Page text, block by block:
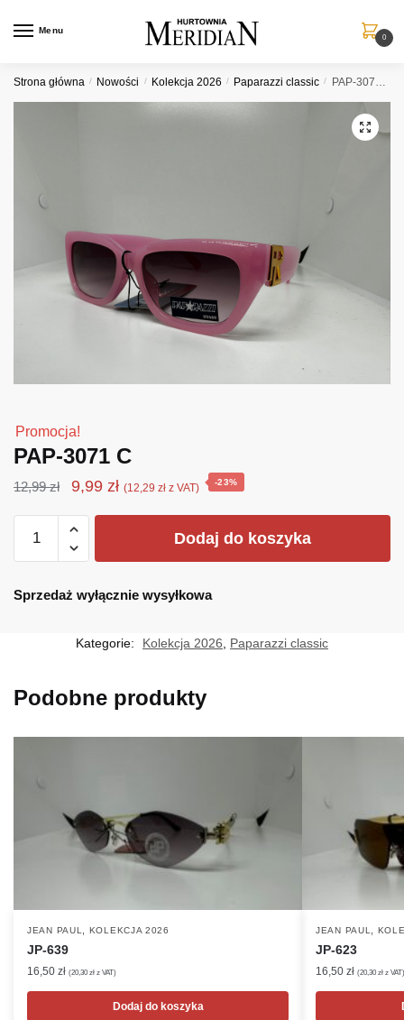
Menu
0
Strona główna / Nowości / Kolekcja 2026 / Paparazzi classic / PAP-3071 C
Promocja!
PAP-3071 C
12,99zł
Pierwotna
cena
wynosiła:
12,99 zł.
9,99 złAktualna
cena
9,99 zł.
(12,29 zł z VAT) -23%
PAP-
C
Dodaj do koszyka
Sprzedaż wyłącznie wysyłkowa
Kategorie: Kolekcja 2026, Paparazzi classic
Podobne produkty
JEAN PAUL, KOLEKCJA 2026
JP-639
16,50 zł (20,30 zł z VAT)
Dodaj do koszyka
JEAN PAUL,
JP-623
16,50 zł (20,30 zł z VAT)